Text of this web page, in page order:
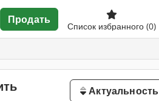
Продать
Список избранного (0)
Актуальность